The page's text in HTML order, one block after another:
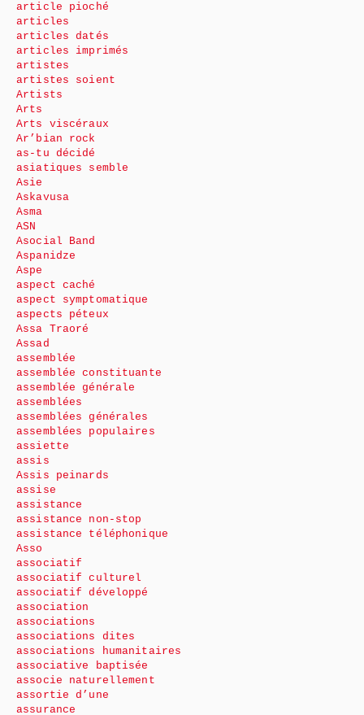
article pioché
articles
articles datés
articles imprimés
artistes
artistes soient
Artists
Arts
Arts viscéraux
Ar’bian rock
as-tu décidé
asiatiques semble
Asie
Askavusa
Asma
ASN
Asocial Band
Aspanidze
Aspe
aspect caché
aspect symptomatique
aspects péteux
Assa Traoré
Assad
assemblée
assemblée constituante
assemblée générale
assemblées
assemblées générales
assemblées populaires
assiette
assis
Assis peinards
assise
assistance
assistance non-stop
assistance téléphonique
Asso
associatif
associatif culturel
associatif développé
association
associations
associations dites
associations humanitaires
associative baptisée
associe naturellement
assortie d’une
assurance